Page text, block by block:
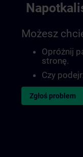
Możesz
Opróżnij
stronę.
Czy
Zgłoś problem